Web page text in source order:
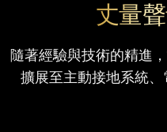
丈量
隨著經驗與技術的精進
擴展至主動接地系統、